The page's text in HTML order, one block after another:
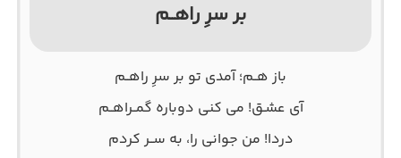
بر سرِ راهــم
باز هــم؛ آمدی تو بر سرِ راهــم
آی عشـق! می کنی دوباره گمــراهــم
دردا! من جوانی را، به ســر کردم